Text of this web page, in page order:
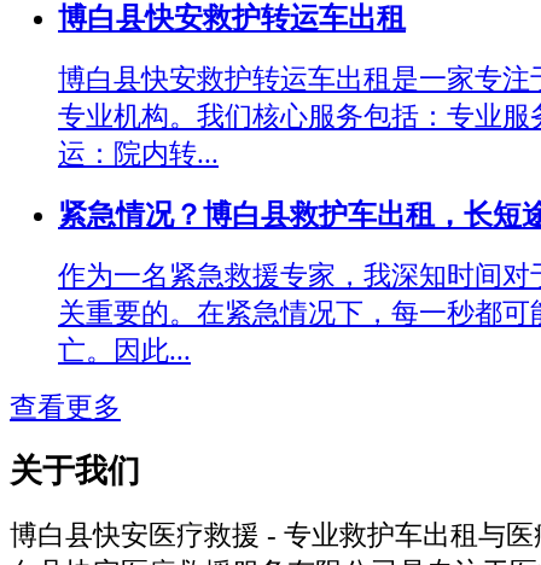
博白县快安救护转运车出租
博白县快安救护转运车出租是一家专注
专业机构。我们核心服务包括：专业服
运：院内转...
紧急情况？博白县救护车出租，长短
作为一名紧急救援专家，我深知时间对
关重要的。在紧急情况下，每一秒都
亡。因此...
查看更多
关于我们
博白县快安医疗救援 - 专业救护车出租与